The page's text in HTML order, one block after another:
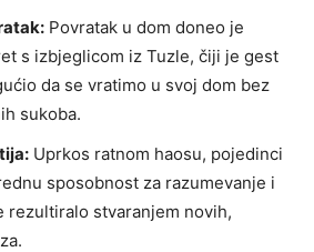
Povratak u dom doneo je
s izbjeglicom iz Tuzle, čiji je gest
da se vratimo u svoj dom bez
sukoba.
Uprkos ratnom haosu, pojedinci
sposobnost za razumevanje i
rezultiralo stvaranjem novih,